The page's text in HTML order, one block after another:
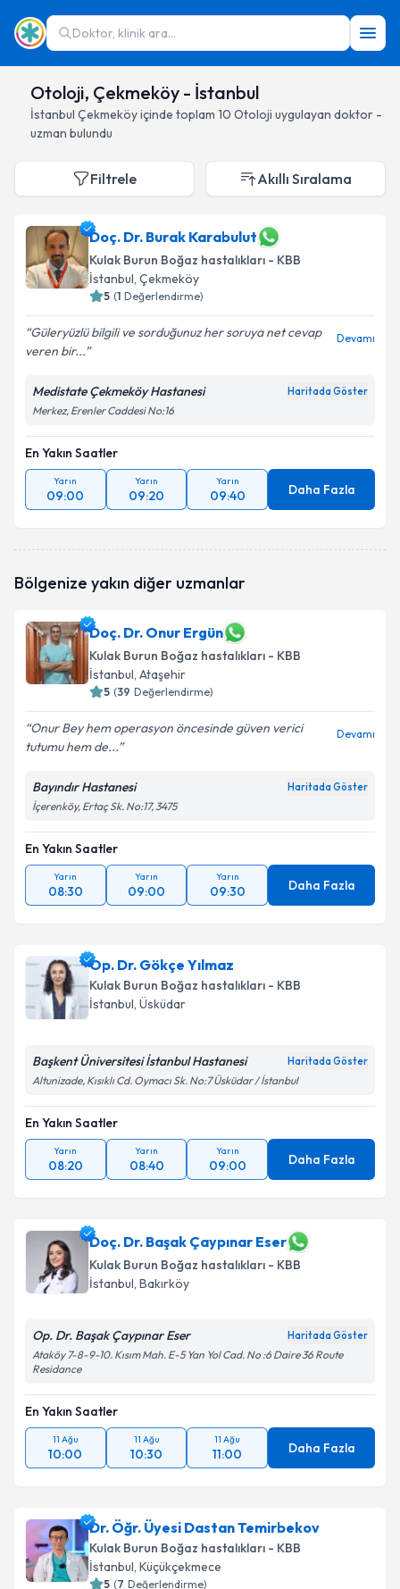
Doktor, klinik ara...
Otoloji, Çekmeköy - İstanbul
İstanbul Çekmeköyiçinde toplam 10 Otoloji uygulayan doktor -
uzman bulundu
Filtrele Akıllı Sıralama
Doç. Dr. Burak Karabulut
Kulak Burun Boğaz hastalıkları - KBB
İstanbul, Çekmeköy
5 (1 Değerlendirme)
Güleryüzlü bilgili ve sorduğunuz her soruya net cevap
veren bir...
Devamı
Medistate Çekmeköy Hastanesi Haritada Göster
Merkez, Erenler Caddesi No:16
En Yakın Saatler
Yarın
09:00
Yarın
09:20
Yarın
09:40 Daha Fazla
Bölgenize yakın diğer uzmanlar
Doç. Dr. Onur Ergün
Kulak Burun Boğaz hastalıkları - KBB
İstanbul, Ataşehir
5 (39 Değerlendirme)
Onur Bey hem operasyon öncesinde güven verici
tutumu hem de...
Devamı
Bayındır Hastanesi Haritada Göster
İçerenköy, Ertaç Sk. No:17, 3475
En Yakın Saatler
Yarın
08:30
Yarın
09:00
Yarın
09:30 Daha Fazla
Op. Dr. Gökçe Yılmaz
Kulak Burun Boğaz hastalıkları - KBB
İstanbul, Üsküdar
Başkent Üniversitesi İstanbul Hastanesi Haritada Göster
Altunizade, Kısıklı Cd. Oymacı Sk. No:7 Üsküdar / İstanbul
En Yakın Saatler
Yarın
08:20
Yarın
08:40
Yarın
09:00 Daha Fazla
Doç. Dr. Başak Çaypınar Eser
Kulak Burun Boğaz hastalıkları - KBB
İstanbul, Bakırköy
Op. Dr. Başak Çaypınar Eser Haritada Göster
Ataköy 7-8-9-10. Kısım Mah. E-5 Yan Yol Cad. No :6 Daire 36 Route
Residance
En Yakın Saatler
11 Ağu
10:00
11 Ağu
10:30
11 Ağu
11:00 Daha Fazla
Dr. Öğr. Üyesi Dastan Temirbekov
Kulak Burun Boğaz hastalıkları - KBB
İstanbul, Küçükçekmece
5 (7 Değerlendirme)